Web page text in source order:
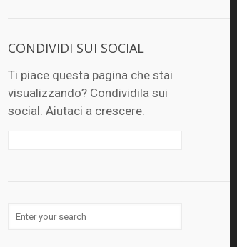
CONDIVIDI SUI SOCIAL
Ti piace questa pagina che stai
visualizzando? Condividila sui
social. Aiutaci a crescere.